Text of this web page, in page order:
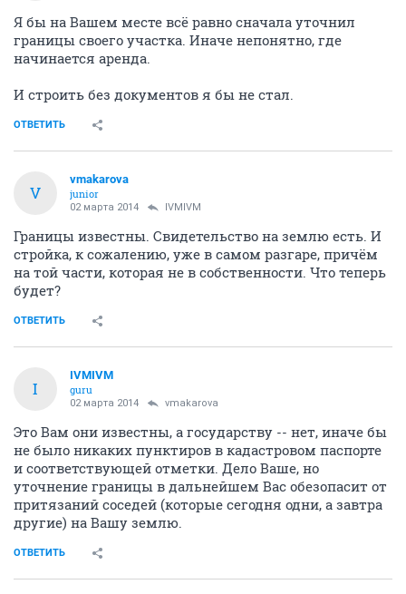
Я бы на Вашем месте всё равно сначала уточнил
границы своего участка. Иначе непонятно, где
начинается аренда.
И строить без документов я бы не стал.
ОТВЕТИТЬ
V
vmakarova
junior
02 марта 2014 IVMIVM
Границы известны. Свидетельство на землю есть. И
стройка, к сожалению, уже в самом разгаре, причём
на той части, которая не в собственности. Что теперь
будет?
ОТВЕТИТЬ
I
IVMIVM
guru
02 марта 2014 vmakarova
Это Вам они известны, а государству -- нет, иначе бы
не было никаких пунктиров в кадастровом паспорте
и соответствующей отметки. Дело Ваше, но
уточнение границы в дальнейшем Вас обезопасит от
притязаний соседей (которые сегодня одни, а завтра
другие) на Вашу землю.
ОТВЕТИТЬ